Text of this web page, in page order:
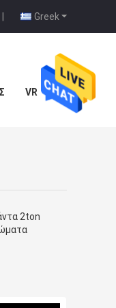
Greek
|
VR
2ton